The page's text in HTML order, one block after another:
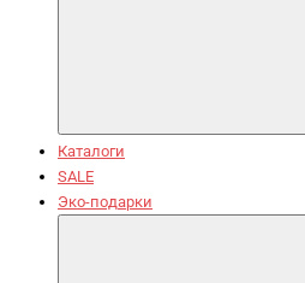
Каталоги
SALE
Эко-подарки